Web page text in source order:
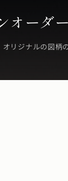
オーダ
オリジナルの図柄